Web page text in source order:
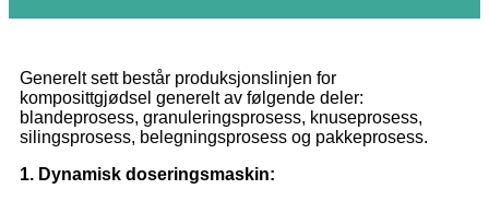
Generelt sett består produksjonslinjen for
komposittgjødsel generelt av følgende deler:
blandeprosess, granuleringsprosess, knuseprosess,
silingsprosess, belegningsprosess og pakkeprosess.
1. Dynamisk doseringsmaskin: